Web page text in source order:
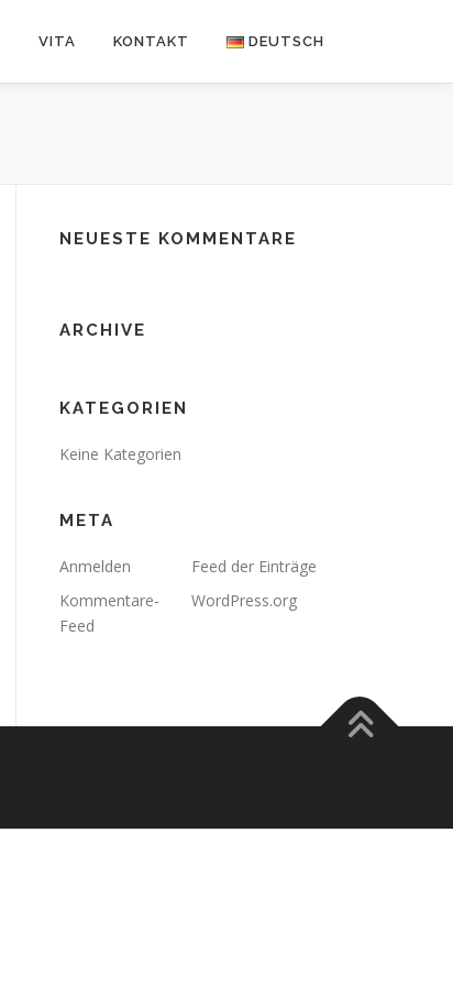
VITA KONTAKT DEUTSCH
NEUESTE KOMMENTARE
ARCHIVE
KATEGORIEN
Keine Kategorien
META
Anmelden
Feed der Einträge
Kommentare-
Feed
WordPress.org